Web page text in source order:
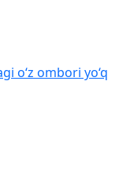
o‘z ombori yo‘q